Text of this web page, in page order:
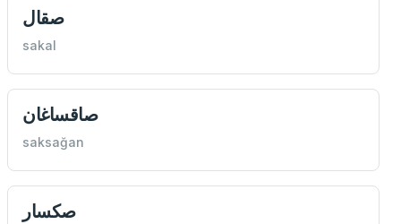
صقال
sakal
صاقساغان
saksağan
صكسار